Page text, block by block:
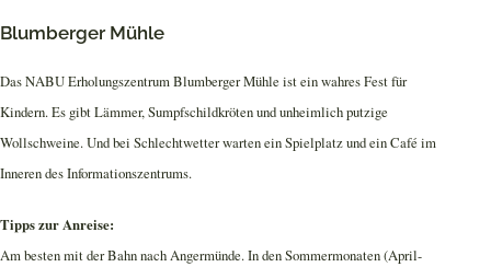
Blumberger Mühle
Das NABU Erholungszentrum Blumberger Mühle ist ein wahres Fest für
Kindern. Es gibt Lämmer, Sumpfschildkröten und unheimlich putzige
Wollschweine. Und bei Schlechtwetter warten ein Spielplatz und ein Café im
Inneren des Informationszentrums.
Tipps zur Anreise:
Am besten mit der Bahn nach Angermünde. In den Sommermonaten (April-